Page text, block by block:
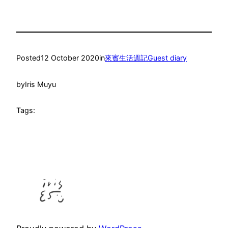
Posted12 October 2020in來賓生活週記Guest diary
byIris Muyu
Tags: